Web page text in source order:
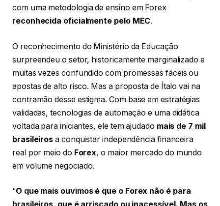
com uma metodologia de ensino em Forex
reconhecida oficialmente pelo MEC.
O reconhecimento do Ministério da Educação
surpreendeu o setor, historicamente marginalizado e
muitas vezes confundido com promessas fáceis ou
apostas de alto risco. Mas a proposta de Ítalo vai na
contramão desse estigma. Com base em estratégias
validadas, tecnologias de automação e uma didática
voltada para iniciantes, ele tem ajudado mais de 7 mil
brasileiros a conquistar independência financeira
real por meio do Forex, o maior mercado do mundo
em volume negociado.
“O que mais ouvimos é que o Forex não é para